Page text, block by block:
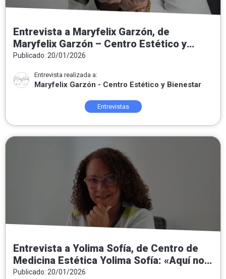
Entrevista a Maryfelix Garzón, de
Maryfelix Garzón – Centro Estético y
Bienestar: «El acné no es el enemigo, es
Publicado: 20/01/2026
Entrevista realizada a:
Maryfelix Garzón - Centro Estético y Bienestar
Entrevistas
Entrevista a Yolima Sofía, de Centro de
Medicina Estética Yolima Sofía: «Aquí no
hacemos milagros: hacemos medicina
Publicado: 20/01/2026